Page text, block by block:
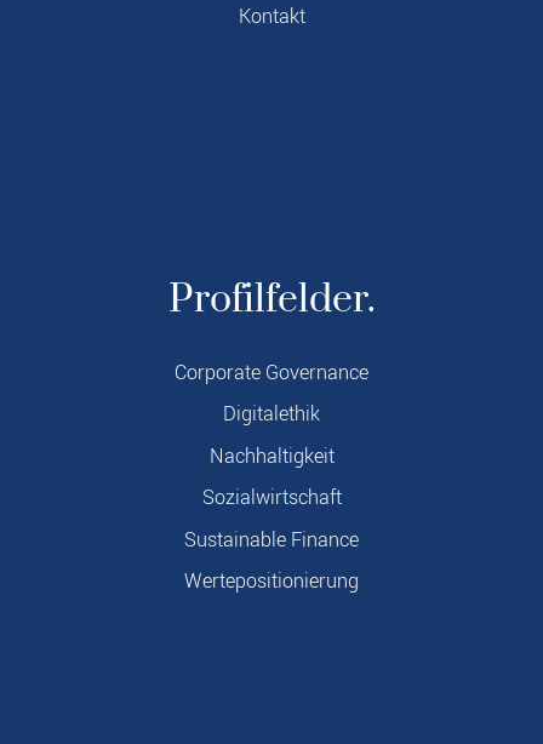
Kontakt
Profilfelder.
Corporate Governance
Digitalethik
Nachhaltigkeit
Sozialwirtschaft
Sustainable Finance
Wertepositionierung